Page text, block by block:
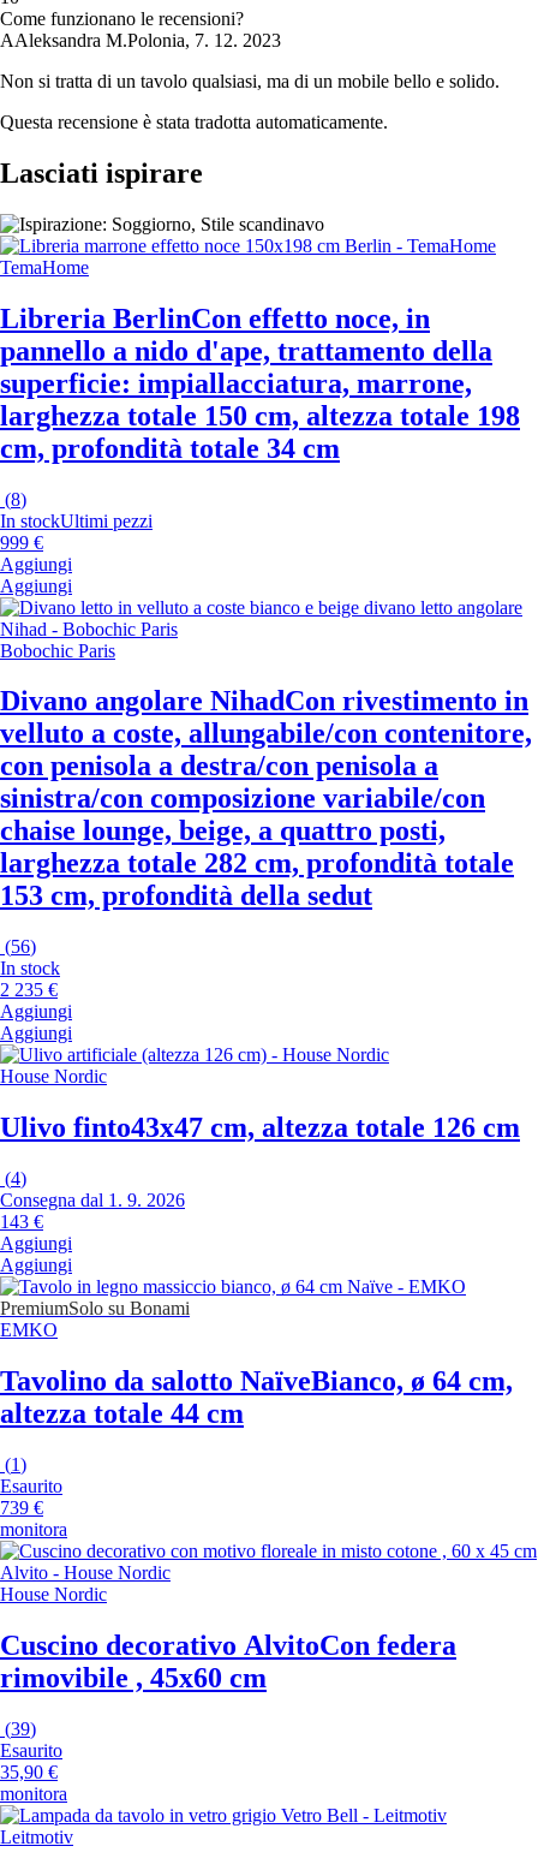
Come funzionano le recensioni?
AAleksandra M.Polonia, 7. 12. 2023
Non si tratta di un tavolo qualsiasi, ma di un mobile bello e solido.
Questa recensione è stata tradotta automaticamente.
Lasciati ispirare
TemaHome
Libreria BerlinCon effetto noce, in
pannello a nido d'ape, trattamento della
superficie: impiallacciatura, marrone,
larghezza totale 150 cm, altezza totale 198
cm, profondità totale 34 cm
(8)
In stockUltimi pezzi
999 €
Aggiungi
Aggiungi
Bobochic Paris
Divano angolare NihadCon rivestimento in
velluto a coste, allungabile/con contenitore,
con penisola a destra/con penisola a
sinistra/con composizione variabile/con
chaise lounge, beige, a quattro posti,
larghezza totale 282 cm, profondità totale
153 cm, profondità della sedut
(56)
In stock
2 235 €
Aggiungi
Aggiungi
House Nordic
Ulivo finto43x47 cm, altezza totale 126 cm
(4)
Consegna dal 1. 9. 2026
143 €
Aggiungi
Aggiungi
PremiumSolo su Bonami
EMKO
Tavolino da salotto NaïveBianco, ø 64 cm,
altezza totale 44 cm
(1)
Esaurito
739 €
monitora
House Nordic
Cuscino decorativo AlvitoCon federa
rimovibile , 45x60 cm
(39)
Esaurito
35,90 €
monitora
Leitmotiv